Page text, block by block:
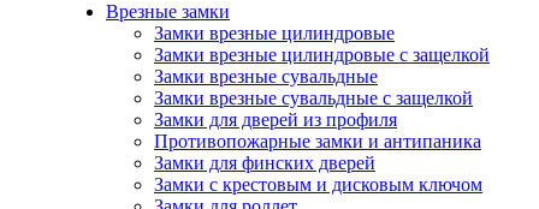
Врезные замки
Замки врезные цилиндровые
Замки врезные цилиндровые с защелкой
Замки врезные сувальдные
Замки врезные сувальдные с защелкой
Замки для дверей из профиля
Противопожарные замки и антипаника
Замки для финских дверей
Замки с крестовым и дисковым ключом